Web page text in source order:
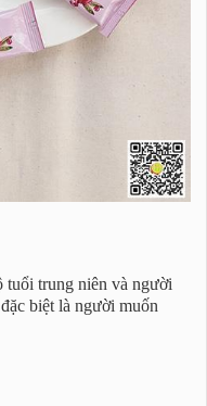
tuổi trung niên và người
biệt là người muốn